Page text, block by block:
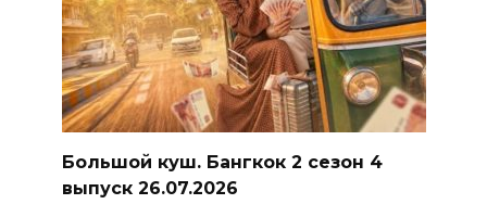
Большой куш. Бангкок 2 сезон 4
выпуск 26.07.2026